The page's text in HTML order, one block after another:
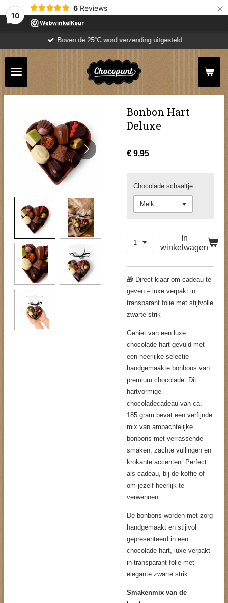
10
6 Reviews ×
Boven de 25°C word verzending uitgesteld
Bonbon Hart
Deluxe
€ 9,95
Chocolade schaaltje
In
winkelwagen
🎁 Direct klaar om cadeau te
geven – luxe verpakt in
transparant folie met stijlvolle
zwarte strik
Geniet van een luxe
chocolade hart gevuld met
een heerlijke selectie
handgemaakte bonbons van
premium chocolade. Dit
hartvormige
chocoladecadeau van ca.
185 gram bevat een verfijnde
mix van ambachtelijke
bonbons met verrassende
smaken, zachte vullingen en
krokante accenten. Perfect
als cadeau, bij de koffie of
om jezelf heerlijk te
verwennen.
De bonbons worden met zorg
handgemaakt en stijlvol
gepresenteerd in een
chocolade hart, luxe verpakt
in transparant folie met
elegante zwarte strik.
Smakenmix van de